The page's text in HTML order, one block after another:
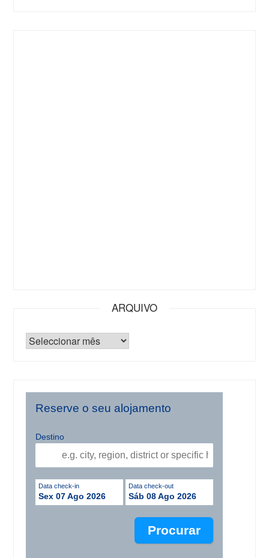
ARQUIVO
Reserve o seu alojamento
Destino
Data check-in
Sex 07 Ago 2026
Data check-out
Sáb 08 Ago 2026